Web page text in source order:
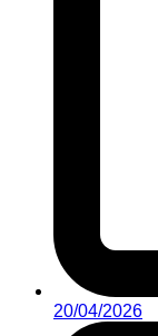
20/04/2026